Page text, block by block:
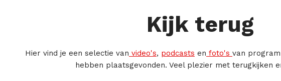
Kijk terug
Hier vind je een selectie van video's, podcasts en foto's van
hebben plaatsgevonden. Veel plezier met terugkijken